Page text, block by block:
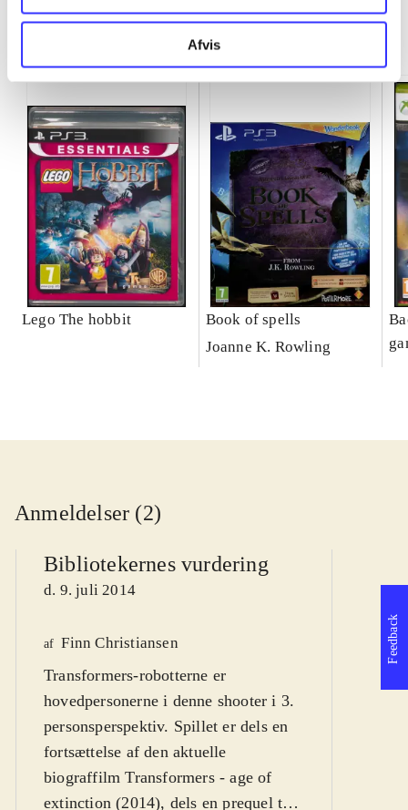
Afvis
Minder om
Lego The hobbit
Book of spells
Joanne K. Rowling
Anmeldelser (2)
Bibliotekernes vurdering
d. 9. juli 2014
af Finn Christiansen
Transformers-robotterne er
hovedpersonerne i denne shooter i 3.
personsperspektiv. Spillet er dels en
fortsættelse af den aktuelle
biograffilm Transformers - age of
extinction (2014), dels en prequel til
af
Feedback